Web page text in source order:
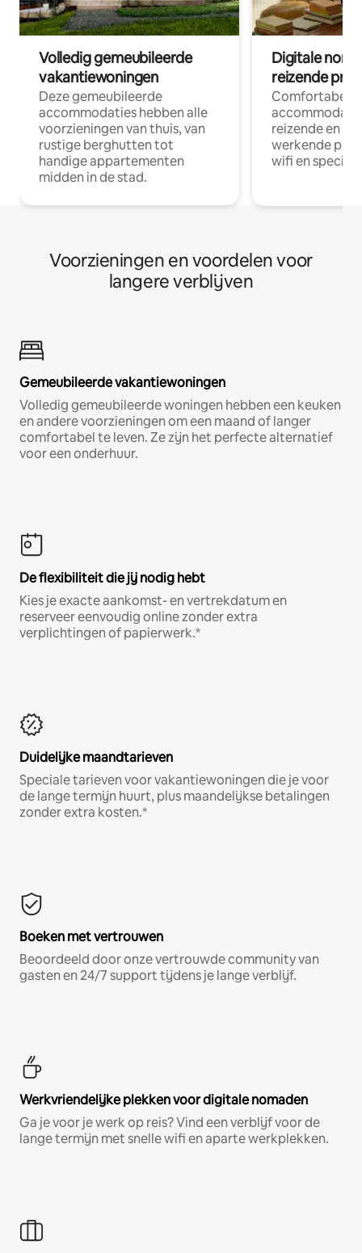
Volledig gemeubileerde
vakantiewoningen
Deze gemeubileerde
accommodaties hebben alle
voorzieningen van thuis, van
rustige berghutten tot
handige appartementen
midden in de stad.
Digitale
reizende
Comfortabele
reizende en
werkende
wifi en
Voorzieningen en voordelen voor
langere verblijven
Gemeubileerde vakantiewoningen
Volledig gemeubileerde woningen hebben een keuken
en andere voorzieningen om een maand of langer
comfortabel te leven. Ze zijn het perfecte alternatief
voor een onderhuur.
De flexibiliteit die jij nodig hebt
Kies je exacte aankomst- en vertrekdatum en
reserveer eenvoudig online zonder extra
verplichtingen of papierwerk.*
Duidelijke maandtarieven
Speciale tarieven voor vakantiewoningen die je voor
de lange termijn huurt, plus maandelijkse betalingen
zonder extra kosten.*
Boeken met vertrouwen
Beoordeeld door onze vertrouwde community van
gasten en 24/7 support tijdens je lange verblijf.
Werkvriendelijke plekken voor digitale nomaden
Ga je voor je werk op reis? Vind een verblijf voor de
lange termijn met snelle wifi en aparte werkplekken.